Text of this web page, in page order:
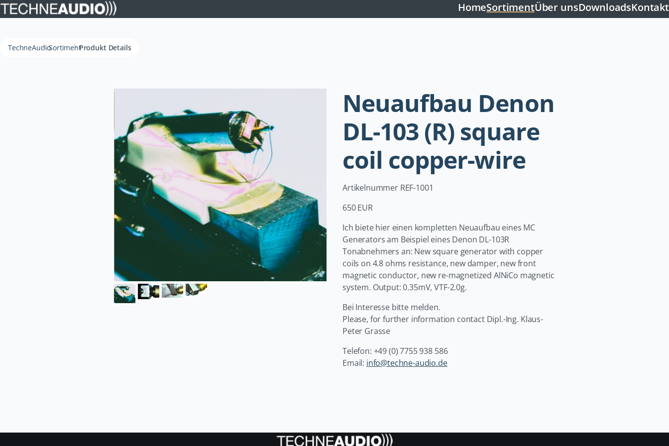
überspringen
HomeSortimentÜber unsDownloadsKontakt
TechneAudioSortimentProdukt Details
Neuaufbau Denon
DL-103 (R) square
coil copper-wire
Artikelnummer REF-1001
650 EUR
Ich biete hier einen kompletten Neuaufbau eines MC
Generators am Beispiel eines Denon DL-103R
Tonabnehmers an: New square generator with copper
coils on 4.8 ohms resistance, new damper, new front
magnetic conductor, new re-magnetized AlNiCo magnetic
system. Output: 0.35mV, VTF-2.0g.
Bei Interesse bitte melden.
Please, for further information contact Dipl.-Ing. Klaus-
Peter Grasse
Telefon: +49 (0) 7755 938 586
Email: info@techne-audio.de